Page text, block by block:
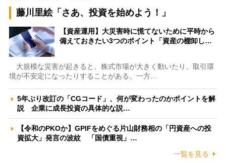
藤川里絵「さあ、投資を始めよう！」
【資産運用】大災害時に慌てないために平時から
備えておきたい3つのポイント「資産の棚卸し…
大規模な災害が起きると、株式市場が大きく動いたり、取引環
境が不安定になったりすることがある。一方…
5年ぶり改訂の「CGコード」、何が変わったのかポイントを解
説 企業に成長投資の具体的な説…
【令和のPKOか】GPIFをめぐる片山財務相の「円資産への投
資拡大」発言の波紋 「国債重視」…
一覧を見る